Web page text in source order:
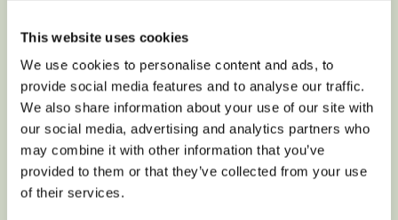
This website uses cookies
We use cookies to personalise content and ads, to
provide social media features and to analyse our traffic.
We also share information about your use of our site with
our social media, advertising and analytics partners who
may combine it with other information that you’ve
provided to them or that they’ve collected from your use
of their services.
Rettar for den registrerte
Vi handsamar dine personopplysningar i samsvar
med personopplysningslova og gjeldande
forskrifter. Vi gjer merksam på at du kan krevje
innsyn i og flytting av eigne personopplysningar,
samt krevje retting eller sletting av opplysningar.
Ein har høve til å klage til Datatilsynet på
handsaming som er i strid med reglene.